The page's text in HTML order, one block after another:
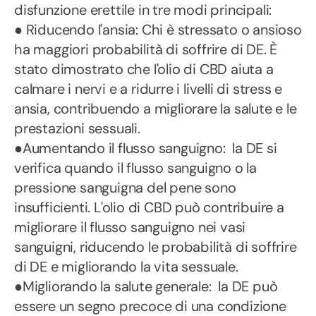
disfunzione erettile in tre modi principali:
● Riducendo l'ansia: Chi è stressato o ansioso
ha maggiori probabilità di soffrire di DE. È
stato dimostrato che l'olio di CBD aiuta a
calmare i nervi e a ridurre i livelli di stress e
ansia, contribuendo a migliorare la salute e le
prestazioni sessuali.
●Aumentando il flusso sanguigno: la DE si
verifica quando il flusso sanguigno o la
pressione sanguigna del pene sono
insufficienti. L'olio di CBD può contribuire a
migliorare il flusso sanguigno nei vasi
sanguigni, riducendo le probabilità di soffrire
di DE e migliorando la vita sessuale.
●Migliorando la salute generale: la DE può
essere un segno precoce di una condizione